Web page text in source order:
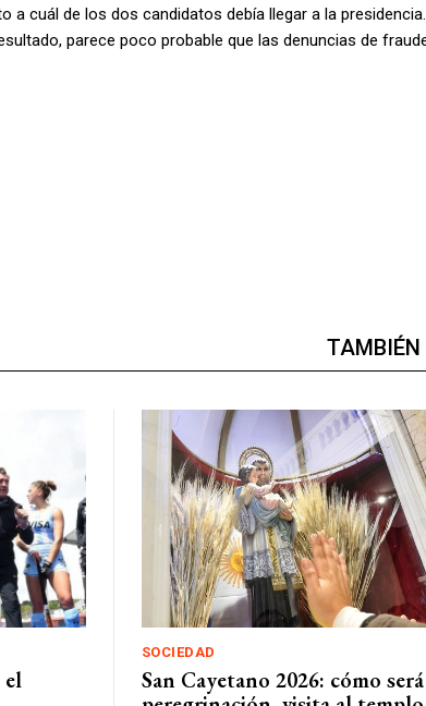
a cuál de los dos candidatos debía llegar a la
parece poco probable que las denuncias de
TAMBIÉN
el
SOCIEDAD
San Cayetano 2026: cómo